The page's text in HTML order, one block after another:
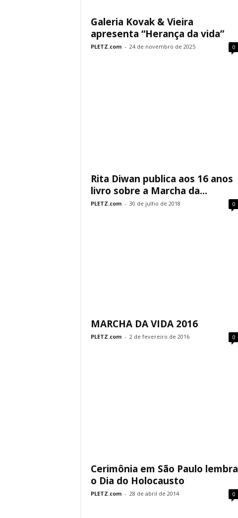
Galeria Kovak & Vieira
apresenta “Herança da vida”
PLETZ.com - 24 de novembro de 2025 0
Rita Diwan publica aos 16 anos
livro sobre a Marcha da...
PLETZ.com - 30 de julho de 2018 0
MARCHA DA VIDA 2016
PLETZ.com - 2 de fevereiro de 2016 0
Cerimônia em São Paulo lembra
o Dia do Holocausto
PLETZ.com - 28 de abril de 2014 0